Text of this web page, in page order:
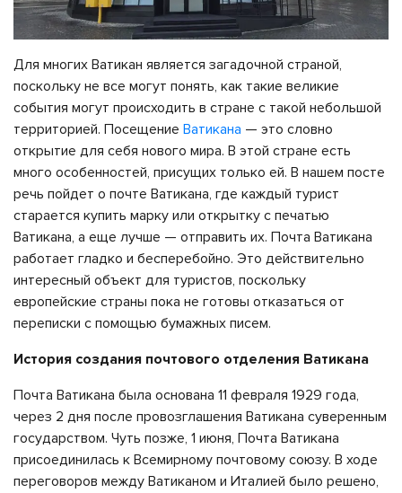
Для многих Ватикан является загадочной страной,
поскольку не все могут понять, как такие великие
события могут происходить в стране с такой небольшой
территорией. Посещение Ватикана — это словно
открытие для себя нового мира. В этой стране есть
много особенностей, присущих только ей. В нашем посте
речь пойдет о почте Ватикана, где каждый турист
старается купить марку или открытку с печатью
Ватикана, а еще лучше — отправить их. Почта Ватикана
работает гладко и бесперебойно. Это действительно
интересный объект для туристов, поскольку
европейские страны пока не готовы отказаться от
переписки с помощью бумажных писем.
История создания почтового отделения Ватикана
Почта Ватикана была основана 11 февраля 1929 года,
через 2 дня после провозглашения Ватикана суверенным
государством. Чуть позже, 1 июня, Почта Ватикана
присоединилась к Всемирному почтовому союзу. В ходе
переговоров между Ватиканом и Италией было решено,